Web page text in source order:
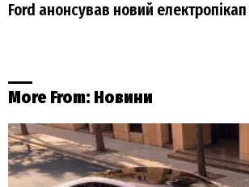
Ford анонсував новий
More From: Новини